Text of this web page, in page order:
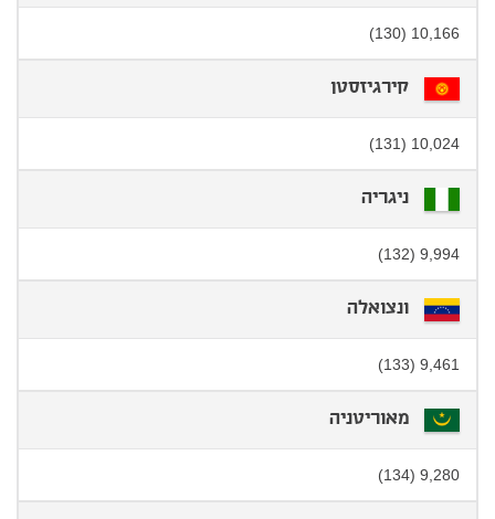
10,166 (130)
קירגיזסטן
10,024 (131)
ניגריה
9,994 (132)
ונצואלה
9,461 (133)
מאוריטניה
9,280 (134)